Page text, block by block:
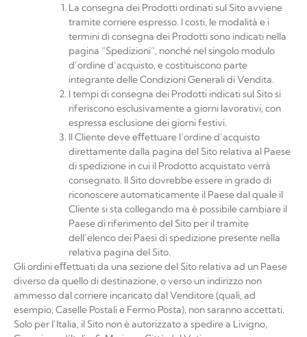
La consegna dei Prodotti ordinati sul Sito avviene
tramite corriere espresso. I costi, le modalità e i
termini di consegna dei Prodotti sono indicati nella
pagina “Spedizioni”, nonché nel singolo modulo
d’ordine d’acquisto, e costituiscono parte
integrante delle Condizioni Generali di Vendita.
I tempi di consegna dei Prodotti indicati sul Sito si
riferiscono esclusivamente a giorni lavorativi, con
espressa esclusione dei giorni festivi.
Il Cliente deve eﬀettuare l’ordine d’acquisto
direttamente dalla pagina del Sito relativa al Paese
di spedizione in cui il Prodotto acquistato verrà
consegnato. Il Sito dovrebbe essere in grado di
riconoscere automaticamente il Paese dal quale il
Cliente si sta collegando ma è possibile cambiare il
Paese di riferimento del Sito per il tramite
dell’elenco dei Paesi di spedizione presente nella
relativa pagina del Sito.
Gli ordini eﬀettuati da una sezione del Sito relativa ad un Paese
diverso da quello di destinazione, o verso un indirizzo non
ammesso dal corriere incaricato dal Venditore (quali, ad
esempio, Caselle Postali e Fermo Posta), non saranno accettati.
Solo per l’Italia, il Sito non è autorizzato a spedire a Livigno,